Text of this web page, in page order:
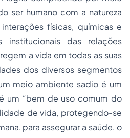
ser humano com a natureza
físicas, químicas e
institucionais das relações
a vida em todas as suas
dos diversos segmentos
meio ambiente sadio é um
um “bem de uso comum do
de vida, protegendo-se
para assegurar a saúde, o